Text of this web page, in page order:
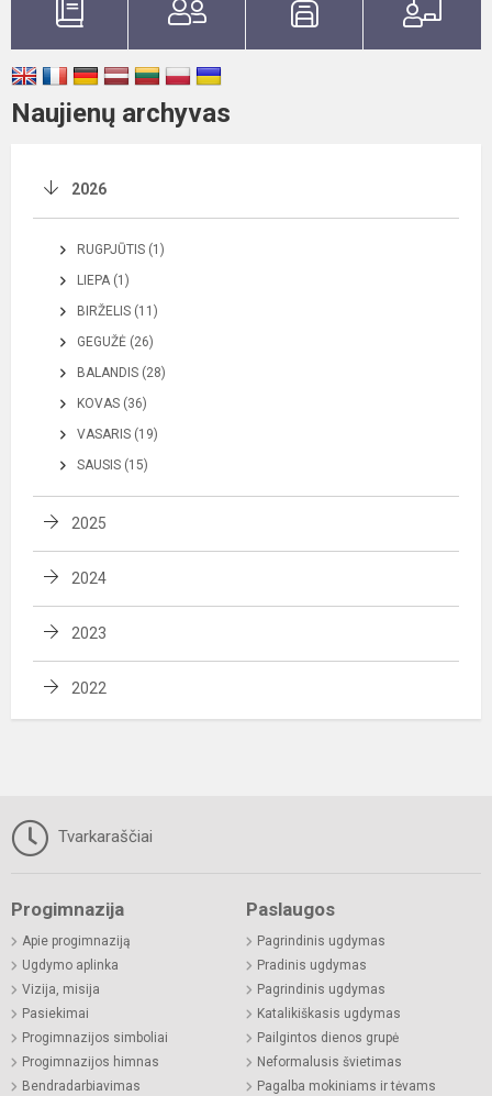
Naujienų archyvas
2026
RUGPJŪTIS (1)
LIEPA (1)
BIRŽELIS (11)
GEGUŽĖ (26)
BALANDIS (28)
KOVAS (36)
VASARIS (19)
SAUSIS (15)
2025
2024
2023
2022
Tvarkaraščiai
Progimnazija
Apie progimnaziją
Ugdymo aplinka
Vizija, misija
Pasiekimai
Progimnazijos simboliai
Progimnazijos himnas
Bendradarbiavimas
Paslaugos
Pagrindinis ugdymas
Pradinis ugdymas
Pagrindinis ugdymas
Katalikiškasis ugdymas
Pailgintos dienos grupė
Neformalusis švietimas
Pagalba mokiniams ir tėvams